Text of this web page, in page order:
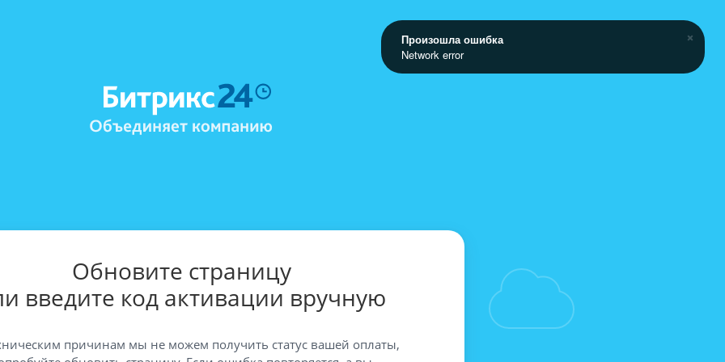
Обновите страницу
введите код активации вручную
причинам мы не можем получить статус вашей оплаты,
Произошла ошибка
Network error